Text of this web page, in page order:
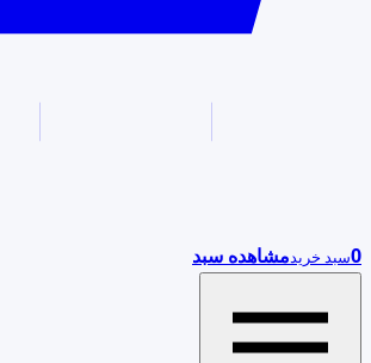
0سبد خریدمشاهده سبد